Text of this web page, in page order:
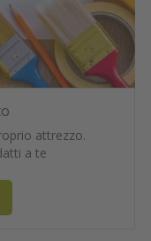
attrezzo.
a te